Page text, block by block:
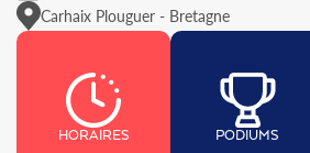
Carhaix Plouguer - Bretagne
HORAIRES PODIUMS